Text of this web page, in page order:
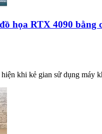
họa RTX 4090 bằng
khi kẻ gian sử dụng máy